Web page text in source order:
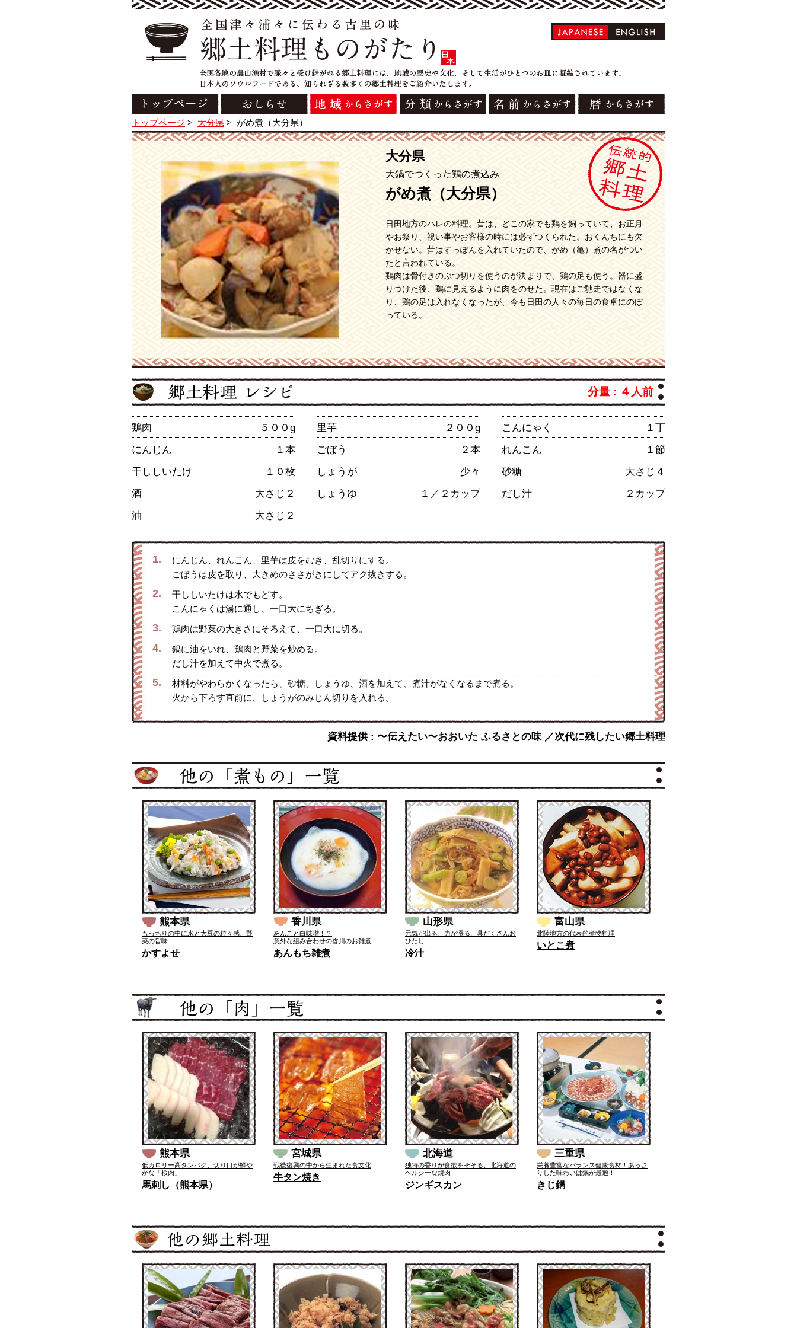
トップページ > 大分県 > がめ煮（大分県）
大分県
大鍋でつくった鶏の煮込み
がめ煮（大分県）
日田地方のハレの料理。昔は、どこの家でも鶏を飼っていて、お正月
やお祭り、祝い事やお客様の時には必ずつくられた。おくんちにも欠
かせない。昔はすっぽんを入れていたので、がめ（亀）煮の名がつい
たと言われている。
鶏肉は骨付きのぶつ切りを使うのが決まりで、鶏の足も使う。器に盛
りつけた後、鶏に見えるように肉をのせた。現在はご馳走ではなくな
り、鶏の足は入れなくなったが、今も日田の人々の毎日の食卓にのぼ
っている。
分量 : ４人前
鶏肉 ５００g 里芋 ２００g こんにゃく
１丁
にんじん
１本 ごぼう ２本 れんこん
１節
干ししいたけ
１０枚 しょうが 少々 砂糖
大さじ４
酒
大さじ２ しょうゆ １／２カップ だし汁
２カップ
油
大さじ２
1.
にんじん、れんこん、里芋は皮をむき、乱切りにする。
ごぼうは皮を取り、大きめのささがきにしてアク抜きする。
2.
干ししいたけは水でもどす。
こんにゃくは湯に通し、一口大にちぎる。
3. 鶏肉は野菜の大きさにそろえて、一口大に切る。
4.
鍋に油をいれ、鶏肉と野菜を炒める。
だし汁を加えて中火で煮る。
5.
材料がやわらかくなったら、砂糖、しょうゆ、酒を加えて、煮汁がなくなるまで煮る。
火から下ろす直前に、しょうがのみじん切りを入れる。
資料提供 : 〜伝えたい〜おおいた ふるさとの味 ／次代に残したい郷土料理
熊本県
もっちりの中に米と大豆の粒々感、野
菜の旨味
かすよせ
香川県
あんこと白味噌！？
意外な組み合わせの香川のお雑煮
あんもち雑煮
山形県
元気が出る、力が漲る、具だくさんお
ひたし
冷汁
富山県
北陸地方の代表的煮物料理
いとこ煮
熊本県
低カロリー高タンパク、切り口が鮮や
かな「桜肉」
馬刺し（熊本県）
宮城県
戦後復興の中から生まれた食文化
牛タン焼き
北海道
独特の香りが食欲をそそる、北海道の
ヘルシーな焼肉
ジンギスカン
三重県
栄養豊富なバランス健康食材！あっさ
りした味わいは鍋が最適！
きじ鍋